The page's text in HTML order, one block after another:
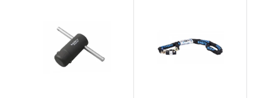
BIKESERVICE